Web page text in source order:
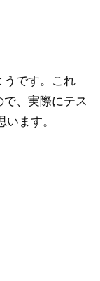
うです。これ
、実際にテス
ます。